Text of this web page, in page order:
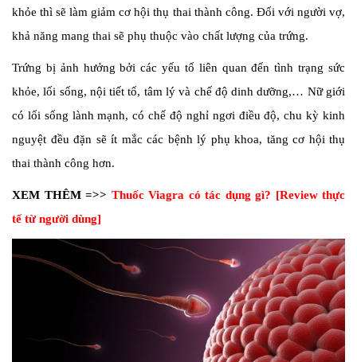
khỏe thì sẽ làm giảm cơ hội thụ thai thành công. Đối với người vợ,
khả năng mang thai sẽ phụ thuộc vào chất lượng của trứng.
Trứng bị ảnh hưởng bởi các yếu tố liên quan đến tình trạng sức
khỏe, lối sống, nội tiết tố, tâm lý và chế độ dinh dưỡng,… Nữ giới
có lối sống lành mạnh, có chế độ nghỉ ngơi điều độ, chu kỳ kinh
nguyệt đều đặn sẽ ít mắc các bệnh lý phụ khoa, tăng cơ hội thụ
thai thành công hơn.
XEM THÊM =>> Thuốc Viagra có tác dụng gì? [Review thực
tế từ người dùng]